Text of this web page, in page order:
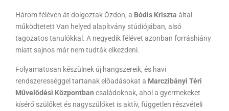
Három féléven át dolgoztak Ózdon, a Bódis Kriszta által
működtetett Van helyed alapítvány stúdiójában, alsó
tagozatos tanulókkal. A negyedik félévet azonban forráshiány
miatt sajnos már nem tudták elkezdeni.
Folyamatosan készülnek új hangszereik, és havi
rendszerességgel tartanak előadásokat a Marczibányi Téri
Művelődési Központban családoknak, ahol a gyermekeket
kísérő szülőket és nagyszülőket is aktív, független részvételi